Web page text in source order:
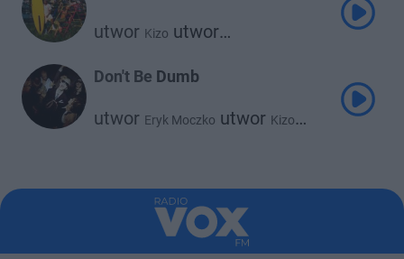
utwor Kizo utwor
Don't Be Dumb
utwor Eryk Moczko utwor Kizo